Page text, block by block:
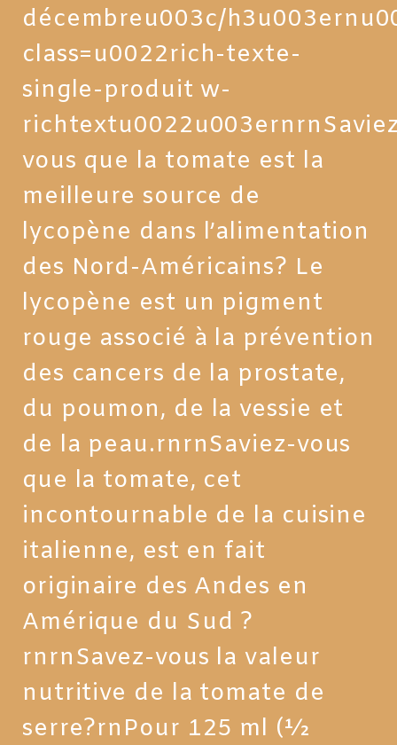
décembreu003c/
class=u0022rich-texte-
single-produit w-
vous que la tomate est la
meilleure source de
lycopène dans l’alimentation
des Nord-Américains? Le
lycopène est un pigment
rouge associé à la prévention
des cancers de la prostate,
du poumon, de la vessie et
de la peau.rnrnSaviez-vous
que la tomate, cet
incontournable de la cuisine
italienne, est en fait
originaire des Andes en
Amérique du Sud ?
rnrnSavez-vous la valeur
nutritive de la tomate de
serre?rnPour 125 ml (½